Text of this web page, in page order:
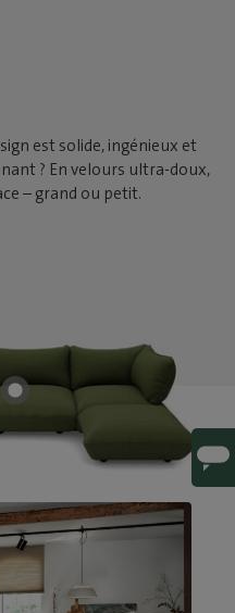
est solide, ingénieux et
? En velours ultra-doux,
– grand ou petit.